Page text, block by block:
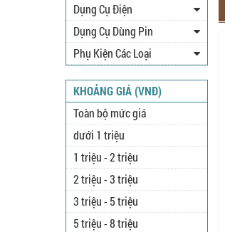
Dụng Cụ Điện
Dụng Cụ Dùng Pin
Phụ Kiện Các Loại
KHOẢNG GIÁ (VNĐ)
Toàn bộ mức giá
dưới 1 triệu
1 triệu - 2 triệu
2 triệu - 3 triệu
3 triệu - 5 triệu
5 triệu - 8 triệu